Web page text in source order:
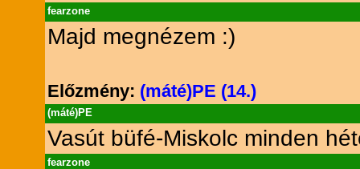
fearzone
Majd megnézem :)
Előzmény: (máté)PE (14.)
(máté)PE
Vasút büfé-Miskolc minden
fearzone